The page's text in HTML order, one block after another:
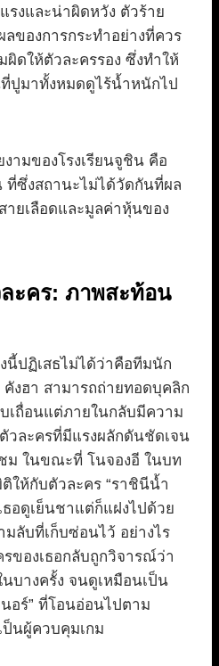
งและน่าผิดหวัง ตัวร้าย
ของการกระทำอย่างที่ควร
ดให้ตัวละครรอง ซึ่งทำให้
ปูมาทั้งหมดดูไร้น้ำหนักไป
งามของโรงเรียนจูชิน คือ
ที่ซึ่งสถานะไม่ได้วัดกันที่ผล
ายเลือดและมูลค่าหุ้นของ
ะคร: ภาพสะท้อน
นี้ปฏิเสธไม่ได้ว่าคือทีมนัก
งฮา สามารถถ่ายทอดบุคลิก
เถื่อนแต่ภายในกลับมีความ
วละครที่มีแรงผลักดันชัดเจน
ม ในขณะที่ โนจองอี ในบท
ให้กับตัวละคร “ราชินีน้ำ
ธอดูเย็นชาแต่ก็แฝงไปด้วย
มลับที่เก็บซ่อนไว้ อย่างไร
ของเธอกลับถูกวิจารณ์ว่า
บางครั้ง จนดูเหมือนเป็น
นอร์” ที่โอนอ่อนไปตาม
นผู้ควบคุมเกม